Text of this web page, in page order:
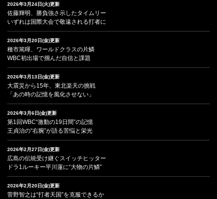
2026年3月24日(火)更新
佐藤輝明、勝負強さ示したタイムリー
いずれは国際大会で敬遠される打者に
2026年3月20日(金)更新
種市篤暉、ワールドクラスの片鱗
WBC初出場で掴んだ自信と課題
2026年3月13日(金)更新
大震災から15年、東北楽天の挑戦
「あの時の記憶を風化させない」
2026年3月6日(金)更新
第1回WBC“激動の19日間”の記憶
王貞治の“右腕”が語る苦悩と栄光
2026年2月27日(金)更新
広島の伝統受け継ぐスイッチヒッター
ドラ1ルーキー平川蓮に“大物の片鱗”
2026年2月20日(金)更新
菅野智之は“打者天国”を克服できるか